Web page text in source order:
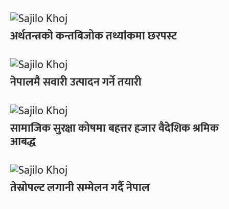
अर्थतन्त्रको कन्तबिजोक तथ्यांकमा छरपस्ट
नेपालमै सवारी उत्पादन गर्ने तयारी
सामाजिक सुरक्षा कोषमा बहत्तर हजार वैदेशिक श्रमिक
आबद्ध
तेस्रोपल्ट लगानी सम्मेलन गर्दै नेपाल